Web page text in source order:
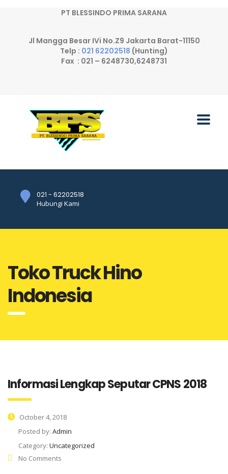
PT BLESSINDO PRIMA SARANA
Jl Mangga Besar IVi No.Z9 Jakarta Barat-11150
Telp : 021 62202518 (Hunting)
Fax : 021 – 6248730,6248731
021 - 62202518
Hubungi Kami
Toko Truck Hino
Indonesia
Informasi Lengkap Seputar CPNS 2018
October 4, 2018
Posted by: Admin
Category: Uncategorized
No Comments